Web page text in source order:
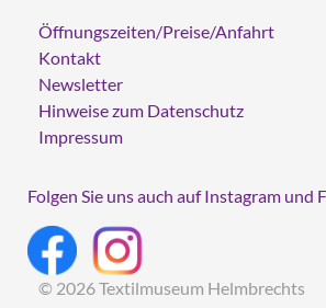
Öffnungszeiten/Preise/Anfahrt
Kontakt
Newsletter
Hinweise zum Datenschutz
Impressum
Folgen Sie uns auch auf Instagram und
© 2026 Textilmuseum Helmbrechts